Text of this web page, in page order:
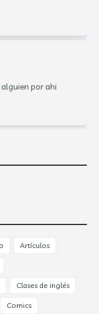
por ahi
Artículos
Clases de inglés
Comics